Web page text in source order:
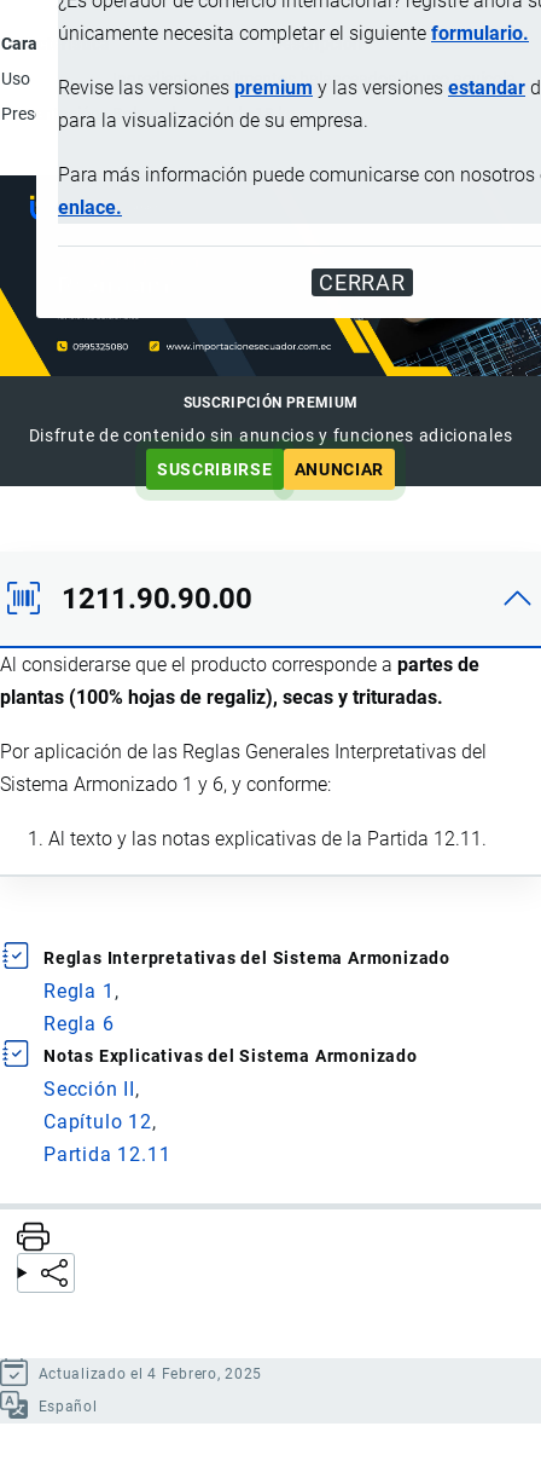
únicamente necesita completar el siguiente formulario.
Revise las versiones premium y las versiones estandar
para la visualización de su empresa.
Para más información puede comunicarse con nosotros
enlace.
CERRAR
Característica
Descripción
Uso
Ingrediente de alimentos balanceados de uso acuícola.
Presentación
Bolsas de papel de 18 kg.
SUSCRIPCIÓN PREMIUM
Disfrute de contenido sin anuncios y funciones adicionales
SUSCRIBIRSE
ANUNCIAR
1211.90.90.00
Al considerarse que el producto corresponde a partes de
plantas (100% hojas de regaliz), secas y trituradas.
Por aplicación de las Reglas Generales Interpretativas del
Sistema Armonizado 1 y 6, y conforme:
Al texto y las notas explicativas de la Partida 12.11.
Reglas Interpretativas del Sistema Armonizado
Regla 1
Regla 6
Notas Explicativas del Sistema Armonizado
Sección II
Capítulo 12
Partida 12.11
Actualizado el 4 Febrero, 2025
Español